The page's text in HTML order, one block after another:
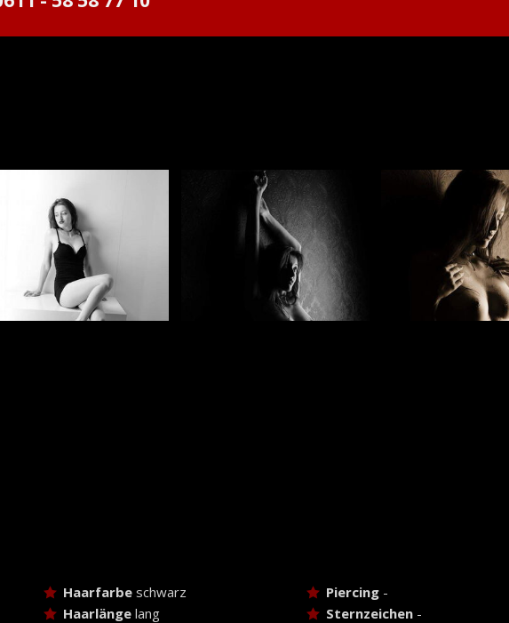
Haarfarbeschwarz
Haarlängelang
Piercing -
Sternzeichen -